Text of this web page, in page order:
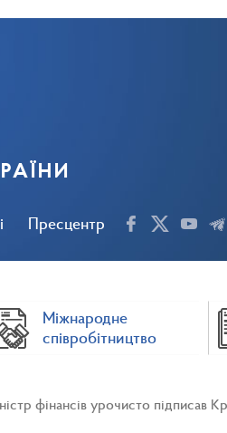
Пресцентр
Міжнародне
співробітництво
фінансів урочисто підписав